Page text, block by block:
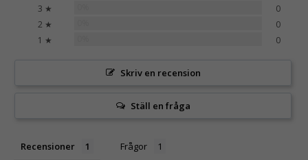
3 ★
0
2 ★
0
1 ★
0
Skriv en recension
Ställ en fråga
Recensioner Frågor